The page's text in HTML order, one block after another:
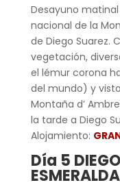
Desayuno
nacional de la
de Diego Suarez.
vegetación,
el lémur corona
del mundo) y
Montaña d’
la tarde a Diego
Alojamiento:
Día 5
ESMERALDA